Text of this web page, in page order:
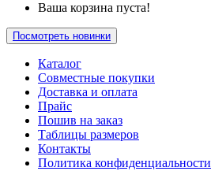
Ваша корзина пуста!
Посмотреть новинки
Каталог
Совместные покупки
Доставка и оплата
Прайс
Пошив на заказ
Таблицы размеров
Контакты
Политика конфиденциальности